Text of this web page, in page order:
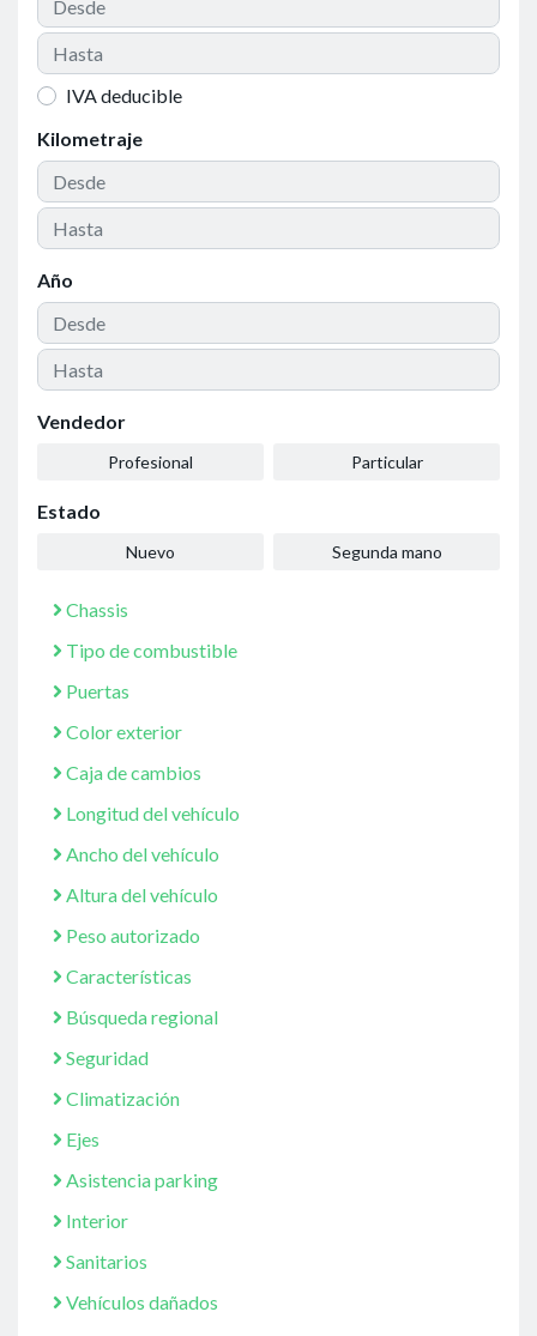
IVA deducible
Kilometraje
Año
Vendedor
Profesional Particular
Estado
Nuevo Segunda mano
Chassis
Tipo de combustible
Puertas
Color exterior
Caja de cambios
Longitud del vehículo
Ancho del vehículo
Altura del vehículo
Peso autorizado
Características
Búsqueda regional
Seguridad
Climatización
Ejes
Asistencia parking
Interior
Sanitarios
Vehículos dañados